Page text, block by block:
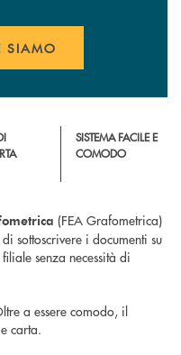
SIAMO
SISTEMA FACILE E
COMODO
(FEA Grafometrica)
sottoscrivere i documenti su
senza necessità di
a essere comodo, il
carta.